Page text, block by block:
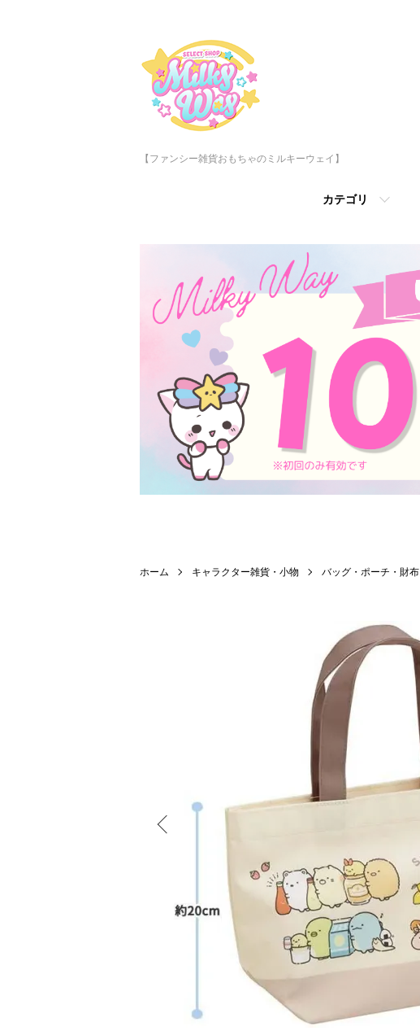
【ファンシー雑貨おもちゃのミルキーウェイ】
カテゴリ
ホーム キャラクター雑貨・小物 バッグ・ポーチ・財布